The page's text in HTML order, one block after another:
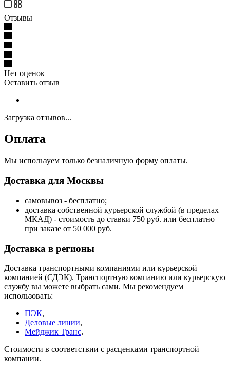
Отзывы
Нет оценок
Оставить отзыв
Загрузка отзывов...
Оплата
Мы используем только безналичную форму оплаты.
Доставка для Москвы
самовывоз - бесплатно;
доставка собственной курьерской службой (в пределах
МКАД) - стоимость до ставки 750 руб. или бесплатно
при заказе от 50 000 руб.
Доставка в регионы
Доставка транспортными компаниями или курьерской
компанией (СДЭК). Транспортную компанию или курьерскую
службу вы можете выбрать сами. Мы рекомендуем
использовать:
ПЭК,
Деловые линии,
Мейджик Транс.
Стоимости в соответствии с расценками транспортной
компании.